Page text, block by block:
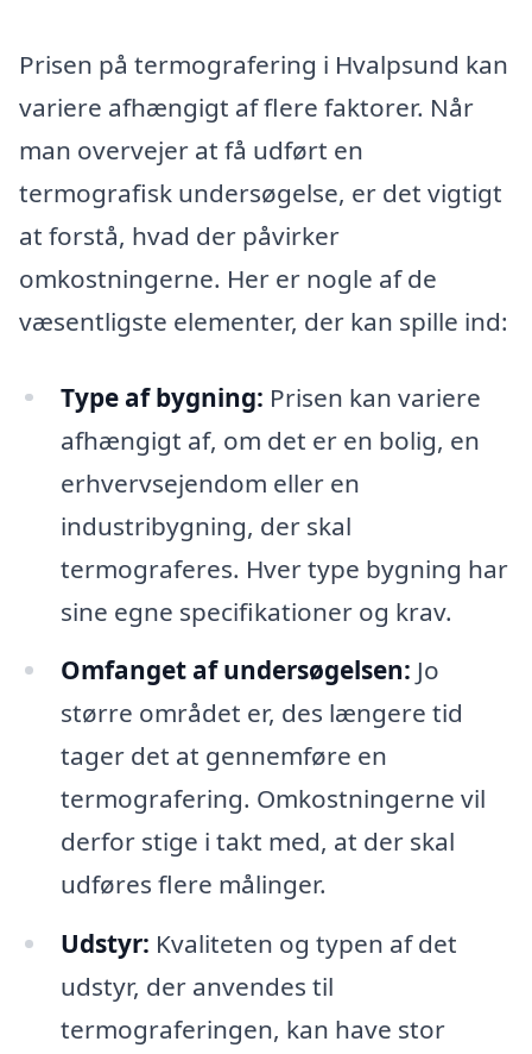
Prisen på termografering i Hvalpsund kan
variere afhængigt af flere faktorer. Når
man overvejer at få udført en
termografisk undersøgelse, er det vigtigt
at forstå, hvad der påvirker
omkostningerne. Her er nogle af de
væsentligste elementer, der kan spille ind:
Type af bygning: Prisen kan variere
afhængigt af, om det er en bolig, en
erhvervsejendom eller en
industribygning, der skal
termograferes. Hver type bygning har
sine egne specifikationer og krav.
Omfanget af undersøgelsen: Jo
større området er, des længere tid
tager det at gennemføre en
termografering. Omkostningerne vil
derfor stige i takt med, at der skal
udføres flere målinger.
Udstyr: Kvaliteten og typen af det
udstyr, der anvendes til
termograferingen, kan have stor